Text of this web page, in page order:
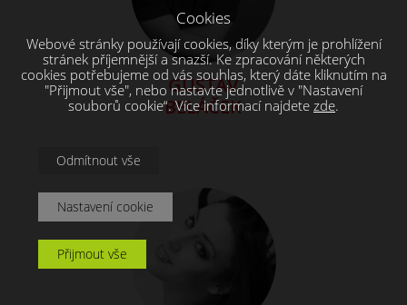
GUSTAV
BELÁČEK
Cookies
Webové stránky používají cookies, díky kterým je prohlížení
stránek příjemnější a snazší. Ke zpracování některých
cookies potřebujeme od vás souhlas, který dáte kliknutím na
"Přijmout vše", nebo nastavte jednotlivě v "Nastavení
souborů cookie“. Více informací najdete zde.
Odmítnout vše
Nastavení cookie
Přijmout vše